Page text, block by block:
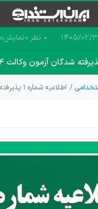
۰۲/۳۰ 0 نظر «نمایش»
اطلاعیه شماره ۱ پذیرفته شدگان آزمون وکالت ۱۴۰۴ (نوبت اول)